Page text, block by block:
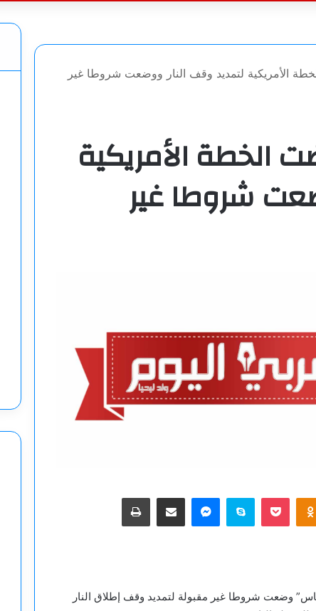
عن
الأمريكية لتمديد وقف النار ووضعت شروطا غير
الخطة الأمريكية
شروطا غير
Odnoklassniki
‫Pocketسكايبماسنجرمشاركة عبر البريد طباعة
وضعت شروطا غير مقبولة لتمديد وقف إطلاق النار